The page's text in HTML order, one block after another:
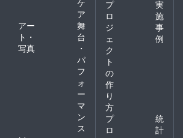
ケ
ア
アー
ト・
写真
舞
台
・
パ
フ
ォ
ー
マ
ン
ス
プ
ロ
ジ
ェ
ク
ト
の
作
り
方
実
施
事
例
プ
ロ
統
計